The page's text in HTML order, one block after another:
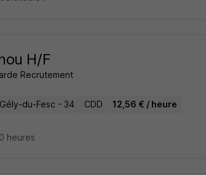
H/F
Recrutement
du-Fesc - 34 CDD 12,56 € / heure
heures